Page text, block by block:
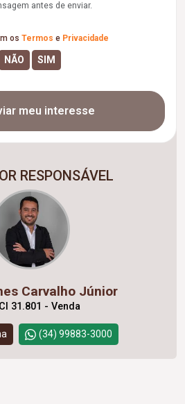
antes de enviar.
os Termos e Privacidade
meu interesse
RESPONSÁVEL
Carvalho Júnior
31.801 - Venda
(34) 99883-3000